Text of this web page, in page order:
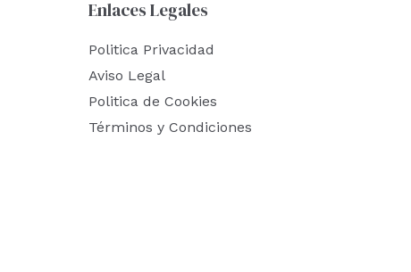
Enlaces Legales
Politica Privacidad
Aviso Legal
Politica de Cookies
Términos y Condiciones